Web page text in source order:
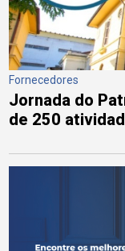
Fornecedores
Jornada do
de 250